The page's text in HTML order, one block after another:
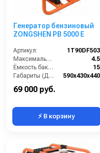
Генератор бензиновый
ZONGSHEN PB 5000 E
Артикул:
1T90DF503
Максимальная мощность (кВА):
4.5
Ёмкость бака (л):
15
Габариты (ДхШхВ):
590х430х440
Количество фаз:
69 000 руб.
⚡ В корзину